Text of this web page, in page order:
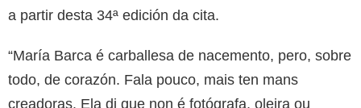
a partir desta 34ª edición da cita.
“María Barca é carballesa de nacemento, pero, sobre
todo, de corazón. Fala pouco, mais ten mans
creadoras. Ela di que non é fotógrafa, oleira ou